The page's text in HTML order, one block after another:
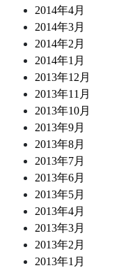
2014年4月
2014年3月
2014年2月
2014年1月
2013年12月
2013年11月
2013年10月
2013年9月
2013年8月
2013年7月
2013年6月
2013年5月
2013年4月
2013年3月
2013年2月
2013年1月